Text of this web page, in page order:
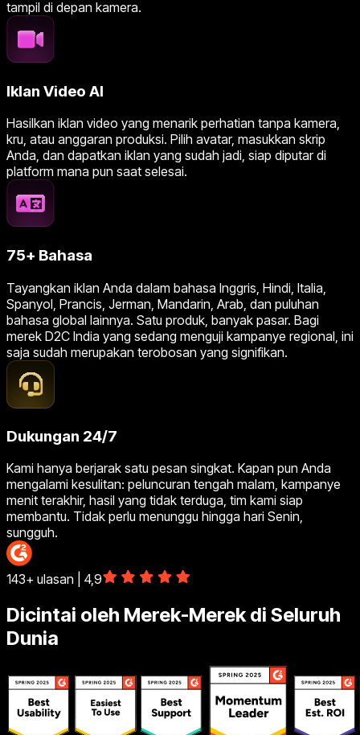
tampil di depan kamera.
Iklan Video AI
Hasilkan iklan video yang menarik perhatian tanpa kamera,
kru, atau anggaran produksi. Pilih avatar, masukkan skrip
Anda, dan dapatkan iklan yang sudah jadi, siap diputar di
platform mana pun saat selesai.
75+ Bahasa
Tayangkan iklan Anda dalam bahasa Inggris, Hindi, Italia,
Spanyol, Prancis, Jerman, Mandarin, Arab, dan puluhan
bahasa global lainnya. Satu produk, banyak pasar. Bagi
merek D2C India yang sedang menguji kampanye regional, ini
saja sudah merupakan terobosan yang signifikan.
Dukungan 24/7
Kami hanya berjarak satu pesan singkat. Kapan pun Anda
mengalami kesulitan: peluncuran tengah malam, kampanye
menit terakhir, hasil yang tidak terduga, tim kami siap
membantu. Tidak perlu menunggu hingga hari Senin,
sungguh.
143+ ulasan | 4,9
Dicintai oleh Merek-Merek di Seluruh
Dunia